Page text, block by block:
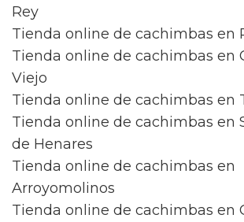
Rey
Tienda online de cachimbas en
Tienda online de cachimbas en
Viejo
Tienda online de cachimbas en
Tienda online de cachimbas en
de Henares
Tienda online de cachimbas en
Arroyomolinos
Tienda online de cachimbas en